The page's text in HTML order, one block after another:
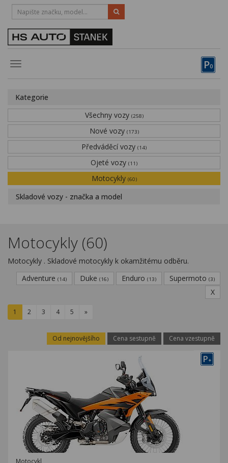
P0
Toggle
HOTLINE:
STRAKONICE-383 335 366
Obytné vozy
Financování
Novinky
Kontakty
Kategorie
Všechny vozy (258)
Nové vozy (173)
Předváděcí vozy (14)
Ojeté vozy (11)
Motocykly (60)
Skladové vozy - značka a model
Motocykly (60)
Motocykly . Skladové motocykly k okamžitému odběru.
Adventure (14) Duke (16) Enduro (13) Supermoto (3)
X
1 2 3 4 5 »
Od nejnovějšího Cena sestupně Cena vzestupně
P+
Motocykl